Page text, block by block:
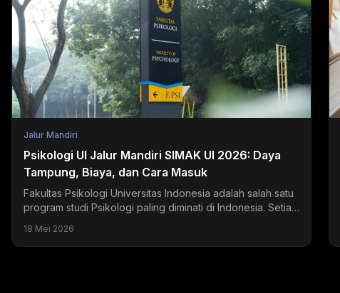
Jalur Mandiri
Psikologi UI Jalur Mandiri SIMAK UI 2026: Daya
Tampung, Biaya, dan Cara Masuk
Fakultas Psikologi Universitas Indonesia adalah salah satu
program studi Psikologi paling diminati di Indonesia. Setiap
18 Mei 2026